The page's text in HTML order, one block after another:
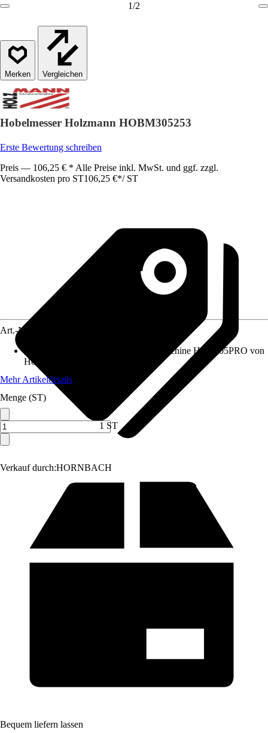
1/2
Vergleichen
Hobelmesser Holzmann HOBM305253
Erste Bewertung schreiben
Preis — 106,25 € * Alle Preise inkl. MwSt. und ggf. zzgl.
Versandkosten pro ST106,25 €*/ ST
Verkauf durch:HORNBACH
Art.-Nr.
Abricht-Dickenhobelmaschine HOB305PRO von
Holzmann
Mehr Artikeldetails
Menge (ST)
1 ST
Bequem liefern lassen